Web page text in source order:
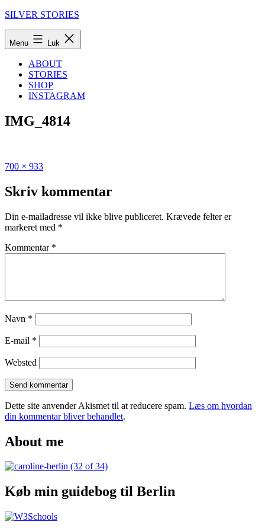
Fortsæt
SILVER STORIES
Menu Luk
ABOUT
STORIES
SHOP
INSTAGRAM
IMG_4814
Udgivet
Den
store
til
syv
dage
Fuld
700 × 933
Skriv kommentar
Din e-mailadresse vil ikke blive publiceret. Krævede felter er
markeret med *
Kommentar *
Navn *
E-mail *
Websted
Dette site anvender Akismet til at reducere spam. Læs om hvordan
din kommentar bliver behandlet.
About me
Køb min guidebog til Berlin